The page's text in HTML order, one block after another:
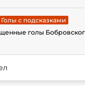
с подсказками
голы